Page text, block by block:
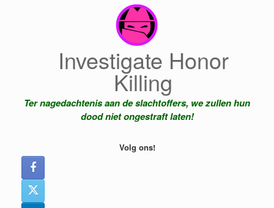
Investigate Honor
Killing
Ter nagedachtenis aan de slachtoffers, we zullen hun
dood niet ongestraft laten!
Volg ons!